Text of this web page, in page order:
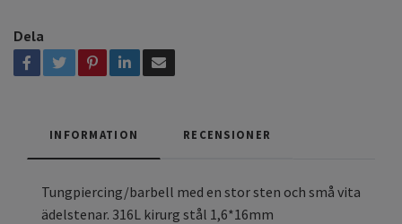
Dela
INFORMATION RECENSIONER
Tungpiercing/barbell med en stor sten och små vita
ädelstenar. 316L kirurg stål 1,6*16mm